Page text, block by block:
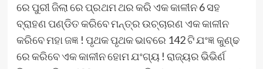
ରେ ପୁରୀ ଜିଲା ରେ ପ୍ରଥମ ଥର କରି ଏକ କାଳୀନ 6 ସହ
ବ୍ରାହଣ ପଣ୍ଡିତ କରିବେ ମନ୍ତ୍ର ଉଚ୍ଚାରଣ ଏକ କାଳୀନ
କରିବେ ମହା ଜଜ୍ଞ ! ପୃଥକ ପୃଥକ ଭାବରେ 142 ଟି ଯଂଜ୍ଞ କୁଣ୍ଢ
ରେ କରିବେ ଏକ କାଳୀନ ହୋମ ଯଂଗ୍ୟ ! ରାଜ୍ୟର ଭିଭିର୍ଣ